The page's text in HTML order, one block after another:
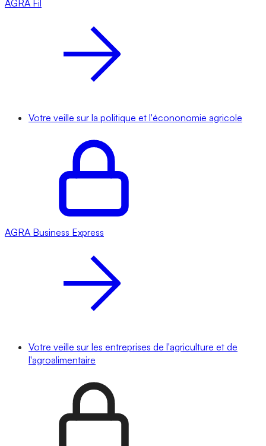
AGRA Fil
Votre veille sur la politique et l'écononomie agricole
AGRA Business Express
Votre veille sur les entreprises de l'agriculture et de
l'agroalimentaire